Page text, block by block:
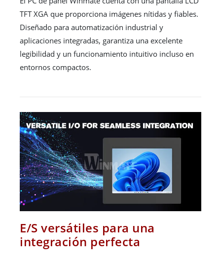
TFT XGA que proporciona imágenes nítidas y fiables.
Diseñado para automatización industrial y
aplicaciones integradas, garantiza una excelente
legibilidad y un funcionamiento intuitivo incluso en
entornos compactos.
E/S versátiles para una
integración perfecta